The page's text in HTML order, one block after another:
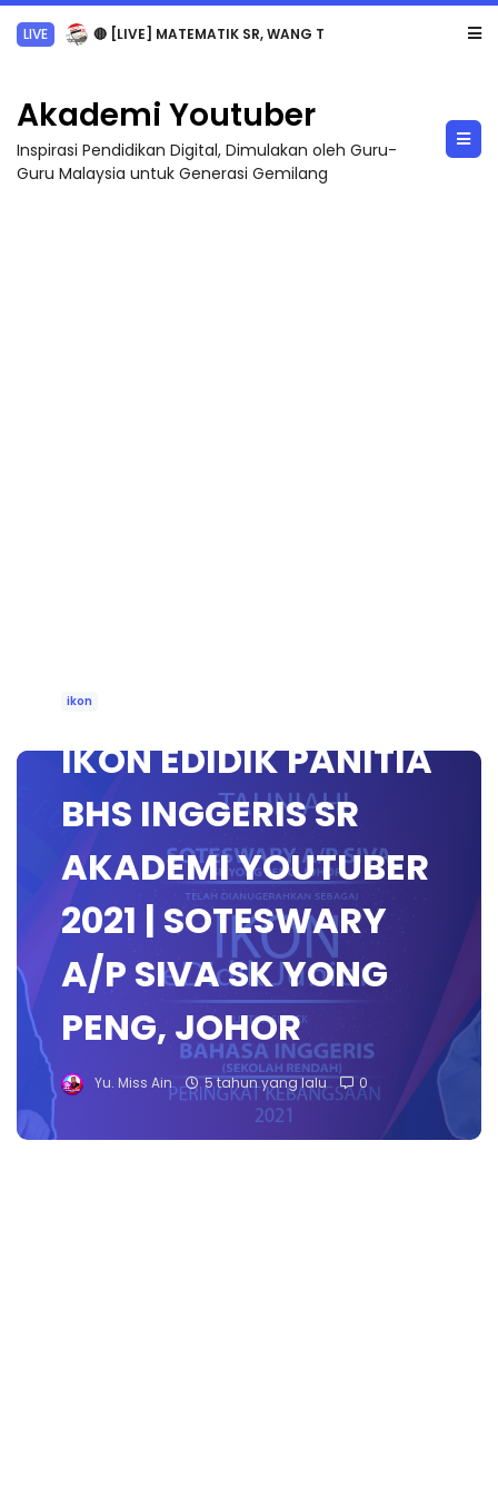
LIVE 🔴 [LIVE] MATEMATIK SR, WANG TAHUN 6 OLEH CIKGU ANITA #ALLINONE #141 #...
Akademi Youtuber
Inspirasi Pendidikan Digital, Dimulakan oleh Guru-
Guru Malaysia untuk Generasi Gemilang
ikon
IKON EDIDIK PANITIA
BHS INGGERIS SR
AKADEMI YOUTUBER
2021 | SOTESWARY
A/P SIVA SK YONG
PENG, JOHOR
Yu. Miss Ain 5 tahun yang lalu 0